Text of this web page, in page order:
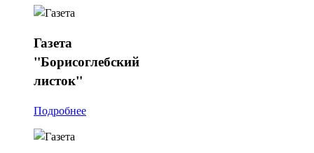
Газета
"Борисоглебский
листок"
Подробнее